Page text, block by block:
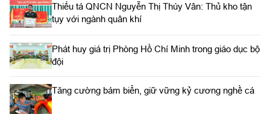
Thiếu tá QNCN Nguyễn Thị Thúy Vân: Thủ kho tận
tụy với ngành quân khí
Phát huy giá trị Phòng Hồ Chí Minh trong giáo dục bộ
đội
Tăng cường bám biển, giữ vững kỷ cương nghề cá